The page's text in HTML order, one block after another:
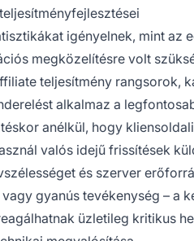
igényelnek, mint
megközelítésre volt
teljesítmény rangsorok,
alkalmaz a
anélkül, hogy
valós idejű frissítések
és szerver
gyanús tevékenység – a
üzletileg kritikus